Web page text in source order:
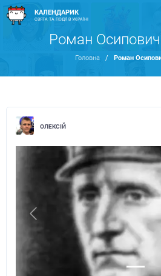
КАЛЕНДАРИК
СВЯТА ТА ПОДІЇ В УКРАЇНІ
Роман
Головна / Роман
ОЛЕКСІЙ
Previous